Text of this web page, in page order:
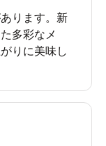
ります。新
多彩なメ
りに美味し